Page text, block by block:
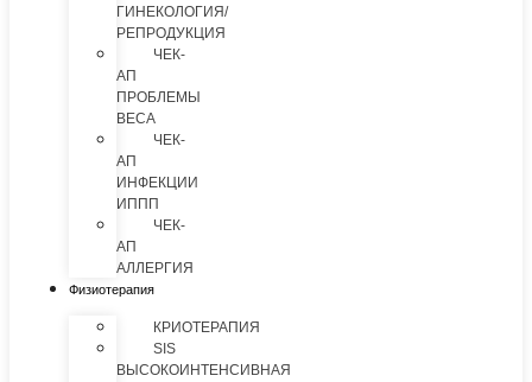
ГИНЕКОЛОГИЯ/
РЕПРОДУКЦИЯ
ЧЕК-
АП
ПРОБЛЕМЫ
ВЕСА
ЧЕК-
АП
ИНФЕКЦИИ
ИППП
ЧЕК-
АП
АЛЛЕРГИЯ
Физиотерапия
КРИОТЕРАПИЯ
SIS
ВЫСОКОИНТЕНСИВНАЯ